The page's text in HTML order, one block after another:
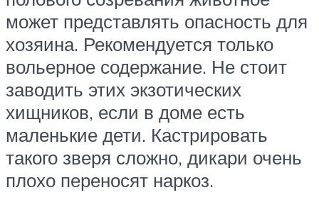
может представлять опасность для
хозяина. Рекомендуется только
вольерное содержание. Не стоит
заводить этих экзотических
хищников, если в доме есть
маленькие дети. Кастрировать
такого зверя сложно, дикари очень
плохо переносят наркоз.